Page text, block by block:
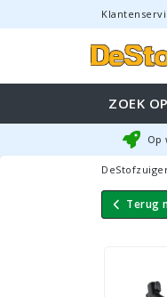
ZOEK
Op
Terug